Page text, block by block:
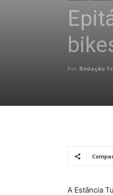
Por Redação
A Estância